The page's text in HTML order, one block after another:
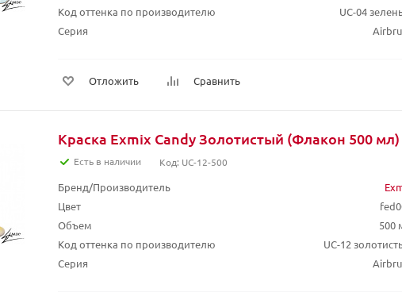
Код оттенка по производителю
UC-04
Серия
Отложить Сравнить
Краска Exmix Candy Золотистый (Флакон 500 мл)
Есть в наличии Код: UC-12-500
Бренд/Производитель
Цвет
Объем
500
Код оттенка по производителю
UC-12
Серия